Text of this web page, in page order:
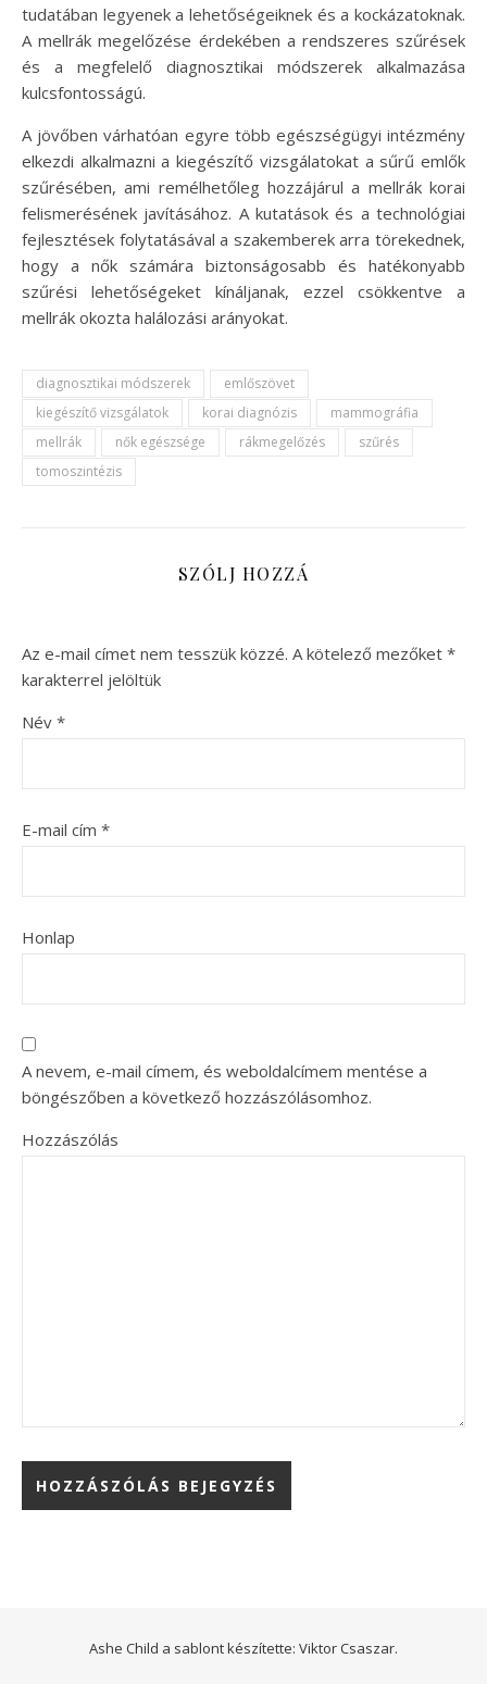
tudatában legyenek a lehetőségeiknek és a kockázatoknak.
A mellrák megelőzése érdekében a rendszeres szűrések
és a megfelelő diagnosztikai módszerek alkalmazása
kulcsfontosságú.
A jövőben várhatóan egyre több egészségügyi intézmény
elkezdi alkalmazni a kiegészítő vizsgálatokat a sűrű emlők
szűrésében, ami remélhetőleg hozzájárul a mellrák korai
felismerésének javításához. A kutatások és a technológiai
fejlesztések folytatásával a szakemberek arra törekednek,
hogy a nők számára biztonságosabb és hatékonyabb
szűrési lehetőségeket kínáljanak, ezzel csökkentve a
mellrák okozta halálozási arányokat.
diagnosztikai módszerek
emlőszövet
kiegészítő vizsgálatok
korai diagnózis
mammográfia
mellrák
nők egészsége rákmegelőzés
szűrés
tomoszintézis
SZÓLJ HOZZÁ
Az e-mail címet nem tesszük közzé. A kötelező mezőket *
karakterrel jelöltük
Név *
E-mail cím *
Honlap
A nevem, e-mail címem, és weboldalcímem mentése a
böngészőben a következő hozzászólásomhoz.
Hozzászólás
Ashe Child a sablont készítette: Viktor Csaszar.